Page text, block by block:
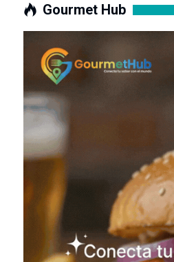
Gourmet Hub